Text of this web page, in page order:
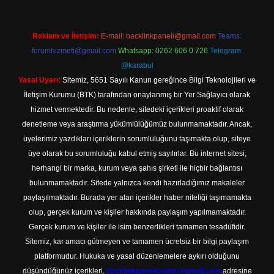
Reklam ve İletişim: E-mail: backlinkpaneli@gmail.com Teams:
forumhizmeti@gmail.com Whatsapp: 0262 606 0 726 Telegram:
@karabul
Yasal Uyarı: Sitemiz, 5651 Sayılı Kanun gereğince Bilgi Teknolojileri ve
İletişim Kurumu (BTK) tarafından onaylanmış bir Yer Sağlayıcı olarak
hizmet vermektedir. Bu nedenle, sitedeki içerikleri proaktif olarak
denetleme veya araştırma yükümlülüğümüz bulunmamaktadır. Ancak,
üyelerimiz yazdıkları içeriklerin sorumluluğunu taşımakta olup, siteye
üye olarak bu sorumluluğu kabul etmiş sayılırlar. Bu internet sitesi,
herhangi bir marka, kurum veya şahıs şirketi ile hiçbir bağlantısı
bulunmamaktadır. Sitede yalnızca kendi hazırladığımız makaleler
paylaşılmaktadır. Burada yer alan içerikler haber niteliği taşımamakta
olup, gerçek kurum ve kişiler hakkında paylaşım yapılmamaktadır.
Gerçek kurum ve kişiler ile isim benzerlikleri tamamen tesadüfidir.
Sitemiz, kar amacı gütmeyen ve tamamen ücretsiz bir bilgi paylaşım
platformudur. Hukuka ve yasal düzenlemelere aykırı olduğunu
düşündüğünüz içerikleri, backlinkpanelicomtr@gmail.com adresine